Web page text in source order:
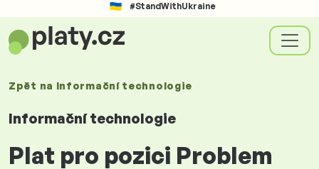
#StandWithUkraine
Zpět na Informační technologie
Informační technologie
Plat pro pozici Problem